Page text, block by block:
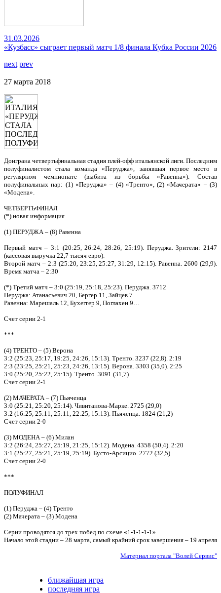
31.03.2026
«Кузбасс» сыграет первый матч 1/8 финала Кубка России 2026
next prev
27 марта 2018
Доиграна четвертьфинальная стадия плей-офф итальянской лиги. Последним
полуфиналистом стала команда «Перуджа», занявшая первое место в
регулярном чемпионате (выбита из борьбы «Равенна»). Состав
полуфинальных пар: (1) «Перуджа» – (4) «Тренто», (2) «Мачерата» – (3)
«Модена».
ЧЕТВЕРТЬФИНАЛ
(*) новая информация
(1) ПЕРУДЖА – (8) Равенна
Первый матч – 3:1 (20:25, 26:24, 28:26, 25:19). Перуджа. Зрители: 2147
(кассовая выручка 22,7 тысяч евро).
Второй матч – 2:3 (25:20, 23:25, 25:27, 31:29, 12:15). Равенна. 2600 (29,9).
Время матча – 2:30
(*) Третий матч – 3:0 (25:19, 25:18, 25:23). Перуджа. 3712
Перуджа: Атанасьевич 20, Бергер 11, Зайцев 7…
Равенна: Марешаль 12, Бухеггер 9, Поглахен 9…
Счет серии 2-1
***
(4) ТРЕНТО – (5) Верона
3:2 (25:23, 25:17, 19:25, 24:26, 15:13). Тренто. 3237 (22,8). 2:19
2:3 (23:25, 25:21, 25:23, 24:26, 13:15). Верона. 3303 (35,0). 2:25
3:0 (25:20, 25:22, 25:15). Тренто. 3091 (31,7)
Счет серии 2-1
(2) МАЧЕРАТА – (7) Пьяченца
3:0 (25:21, 25:20, 25:14). Чивитанова-Марке. 2725 (29,0)
3:2 (16:25, 25:11, 25:11, 22:25, 15:13). Пьяченца. 1824 (21,2)
Счет серии 2-0
(3) МОДЕНА – (6) Милан
3:2 (26:24, 25:27, 25:19, 21:25, 15:12). Модена. 4358 (50,4). 2:20
3:1 (25:27, 25:21, 25:19, 25:19). Бусто-Арсицио. 2772 (32,5)
Счет серии 2-0
***
ПОЛУФИНАЛ
(1) Перуджа – (4) Тренто
(2) Мачерата – (3) Модена
Серии проводятся до трех побед по схеме «1-1-1-1-1».
Начало этой стадии – 28 марта, самый крайний срок завершения – 19 апреля
Материал портала "Волей Сервис"
ближайшая игра
последняя игра